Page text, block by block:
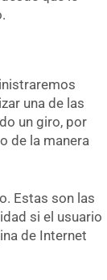
una de las
un giro, por
de la manera
Estas son las
si el usuario
de Internet